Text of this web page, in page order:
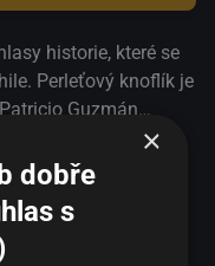
historie, které se
Perleťový knoflík je
Guzmán
fenoménu, jenž
la luz (2010) to bylo
na cestě za
režimu, v
vzpomínek,
×
dobře
s